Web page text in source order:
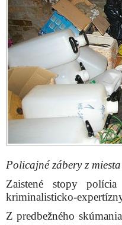
Policajné zábery z
Zaistené stopy
kriminalisticko-
Z predbežného